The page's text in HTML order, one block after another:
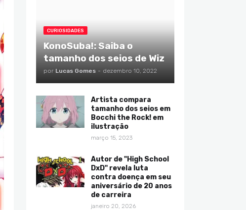
CURIOSIDADES
KonoSuba!: Saiba o
tamanho dos seios de Wiz
por Lucas Gomes - dezembro 10, 2022
Artista compara
tamanho dos seios em
Bocchi the Rock! em
ilustração
março 15, 2023
Autor de "High School
DxD" revela luta
contra doença em seu
aniversário de 20 anos
de carreira
janeiro 20, 2026